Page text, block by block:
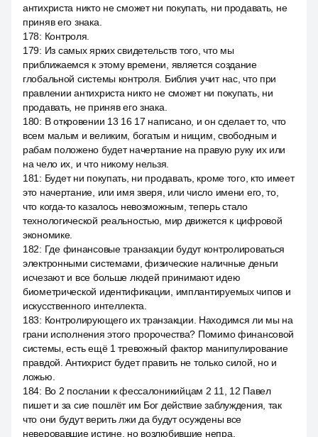
антихриста никто не сможет ни покупать, ни продавать, не
приняв его знака.
178: Контроля.
179: Из самых ярких свидетельств того, что мы
приближаемся к этому времени, является создание
глобальной системы контроля. Библия учит нас, что при
правлении антихриста никто не сможет ни покупать, ни
продавать, не приняв его знака.
180: В откровении 13 16 17 написано, и он сделает то, что
всем малым и великим, богатым и нищим, свободным и
рабам положено будет начертание на правую руку их или
на чело их, и что никому нельзя.
181 : Будет ни покупать, ни продавать, кроме того, кто имеет
это начертание, или имя зверя, или число имени его, то,
что когда-то казалось невозможным, теперь стало
технологической реальностью, мир движется к цифровой
экономике.
182: Где финансовые транзакции будут контролироваться
электронными системами, физические наличные деньги
исчезают и все больше людей принимают идею
биометрической идентификации, имплантируемых чипов и
искусственного интеллекта.
183: Контролирующего их транзакции. Находимся ли мы на
грани исполнения этого пророчества? Помимо финансовой
системы, есть ещё 1 тревожный фактор манипулирование
правдой. Антихрист будет править не только силой, но и
ложью.
184: Во 2 послании к фессалоникийцам 2 11, 12 Павел
пишет и за сие пошлёт им Бог действие заблуждения, так
что они будут верить лжи да будут осуждены все
неверовавшие истине, но возлюбившие непра.